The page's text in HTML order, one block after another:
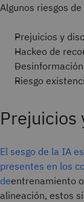
Algunos riesgos
Prejuicios y
Hackeo de
Riesgo
Prejuicios
El sesgo de la IA
presentes en los
deentrenamiento
alineación, estos